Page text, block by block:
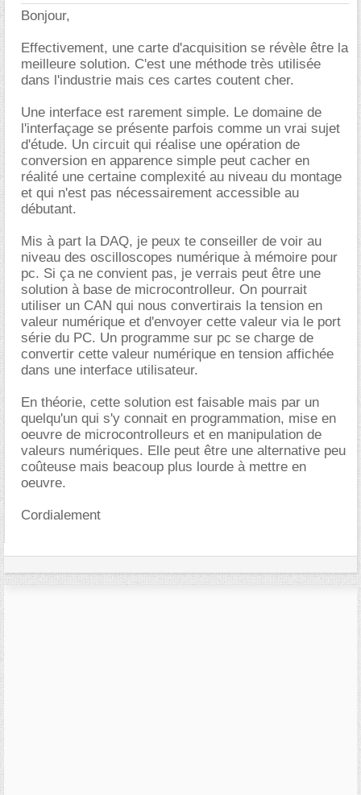
Bonjour,
Effectivement, une carte d'acquisition se révèle être la
meilleure solution. C'est une méthode très utilisée
dans l'industrie mais ces cartes coutent cher.
Une interface est rarement simple. Le domaine de
l'interfaçage se présente parfois comme un vrai sujet
d'étude. Un circuit qui réalise une opération de
conversion en apparence simple peut cacher en
réalité une certaine complexité au niveau du montage
et qui n'est pas nécessairement accessible au
débutant.
Mis à part la DAQ, je peux te conseiller de voir au
niveau des oscilloscopes numérique à mémoire pour
pc. Si ça ne convient pas, je verrais peut être une
solution à base de microcontrolleur. On pourrait
utiliser un CAN qui nous convertirais la tension en
valeur numérique et d'envoyer cette valeur via le port
série du PC. Un programme sur pc se charge de
convertir cette valeur numérique en tension affichée
dans une interface utilisateur.
En théorie, cette solution est faisable mais par un
quelqu'un qui s'y connait en programmation, mise en
oeuvre de microcontrolleurs et en manipulation de
valeurs numériques. Elle peut être une alternative peu
coûteuse mais beacoup plus lourde à mettre en
oeuvre.
Cordialement